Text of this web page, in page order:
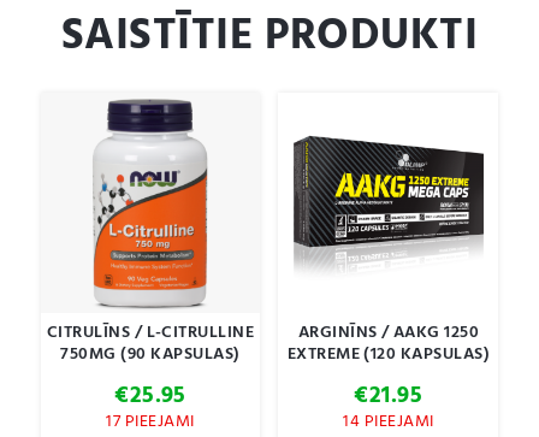
SAISTĪTIE PRODUKTI
CITRULĪNS / L-CITRULLINE
750MG (90 KAPSULAS)
€25.95
17 PIEEJAMI
ARGINĪNS / AAKG 1250
EXTREME (120 KAPSULAS)
€21.95
14 PIEEJAMI